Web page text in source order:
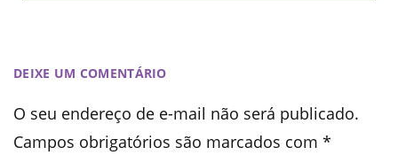
DEIXE UM COMENTÁRIO
O seu endereço de e-mail não será publicado.
Campos obrigatórios são marcados com *